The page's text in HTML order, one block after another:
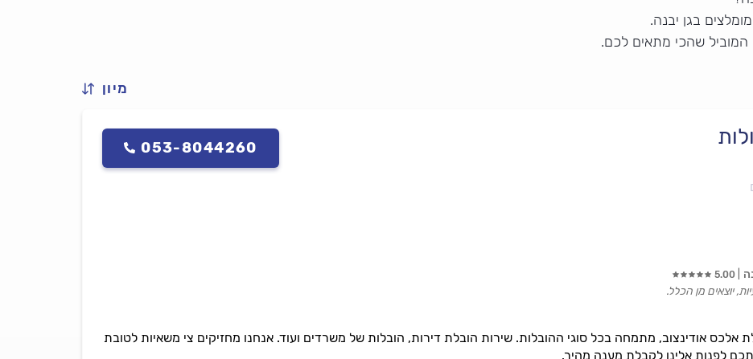
בגן יבנה.
המוביל שהכי מתאים לכם.
מיון
053-8044260
אלכס אודינצוב, מתמחה בכל סוגי ההובלות. שירות הובלת דירות, הובלות של משרדים ועוד. אנחנו מחזיקים צי משאיות לטובת
לפנות אלינו לקבלת מענה מהיר.
5.00
יוצאים מן הכלל.